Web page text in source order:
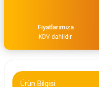
Fiyatlarımıza
KDV dahildir.
Ürün Bilgisi